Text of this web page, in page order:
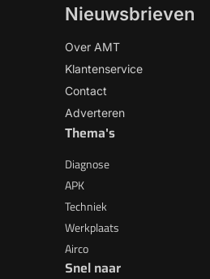
Nieuwsbrieven
Over AMT
Klantenservice
Contact
Adverteren
Thema's
Diagnose
APK
Techniek
Werkplaats
Airco
Snel naar